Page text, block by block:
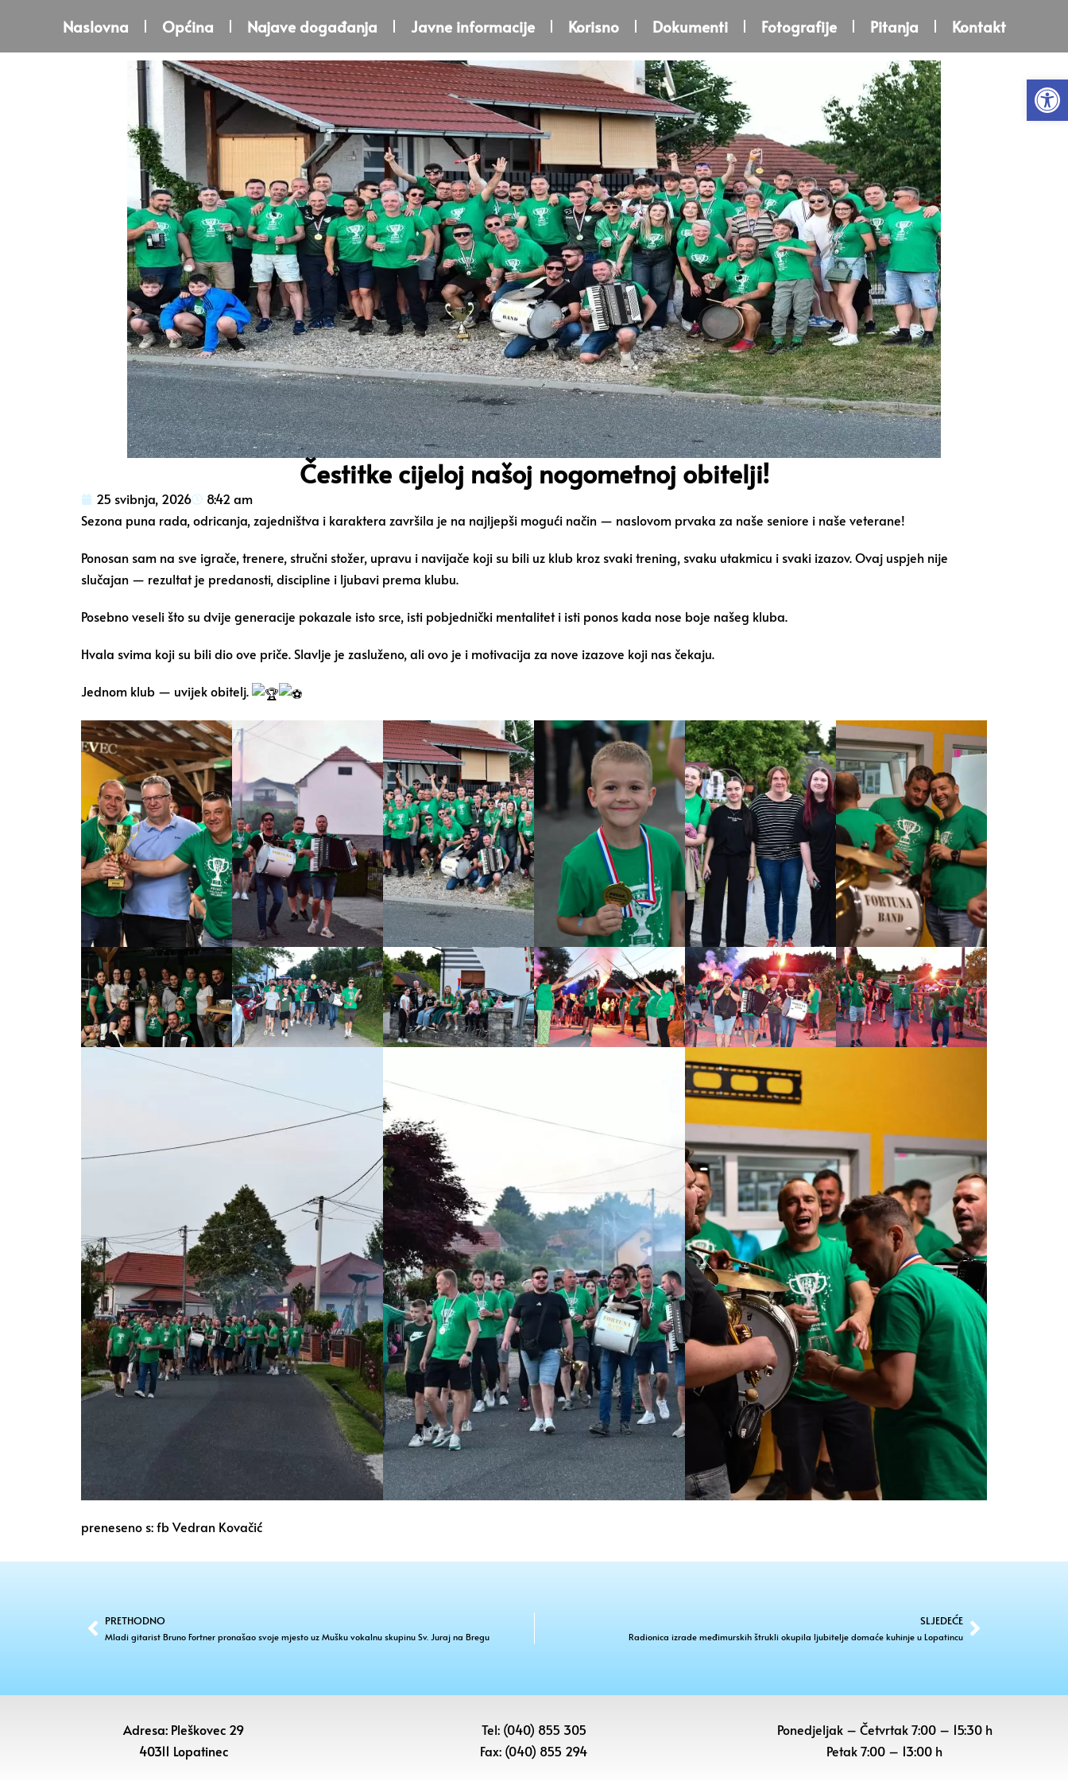
Naslovna Općina Najave događanja Javne informacije Korisno Dokumenti Fotografije Pitanja Kontakt
Čestitke cijeloj našoj nogometnoj obitelji!
25 svibnja, 2026
8:42 am
Sezona puna rada, odricanja, zajedništva i karaktera završila je na najljepši mogući način — naslovom prvaka za naše seniore i naše veterane!
Ponosan sam na sve igrače, trenere, stručni stožer, upravu i navijače koji su bili uz klub kroz svaki trening, svaku utakmicu i svaki izazov. Ovaj uspjeh nije
slučajan — rezultat je predanosti, discipline i ljubavi prema klubu.
Posebno veseli što su dvije generacije pokazale isto srce, isti pobjednički mentalitet i isti ponos kada nose boje našeg kluba.
Hvala svima koji su bili dio ove priče. Slavlje je zasluženo, ali ovo je i motivacija za nove izazove koji nas čekaju.
Jednom klub — uvijek obitelj.
preneseno s: fb Vedran Kovačić
PRETHODNO
Mladi gitarist Bruno Fortner pronašao svoje mjesto uz Mušku vokalnu skupinu Sv. Juraj na Bregu
SLJEDEĆE
Radionica izrade međimurskih štrukli okupila ljubitelje domaće kuhinje u Lopatincu
Adresa: Pleškovec 29
40311 Lopatinec
Tel: (040) 855 305
Fax: (040) 855 294
Ponedjeljak – Četvrtak 7:00 – 15:30 h
Petak7:00 – 13:00 h